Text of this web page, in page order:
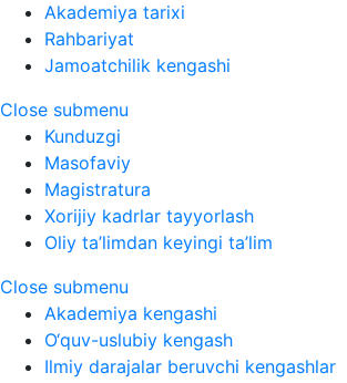
Akademiya tarixi
Rahbariyat
Jamoatchilik kengashi
Close submenu
Kunduzgi
Masofaviy
Magistratura
Xorijiy kadrlar tayyorlash
Oliy ta’limdan keyingi ta’lim
Close submenu
Akademiya kengashi
O‘quv-uslubiy kengash
Ilmiy darajalar beruvchi kengashlar